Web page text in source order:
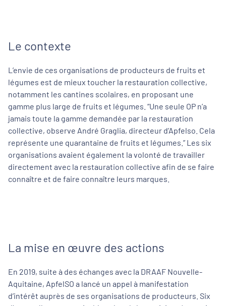
Le contexte
L’envie de ces organisations de producteurs de fruits et
légumes est de mieux toucher la restauration collective,
notamment les cantines scolaires, en proposant une
gamme plus large de fruits et légumes. “Une seule OP n’a
jamais toute la gamme demandée par la restauration
collective, observe André Graglia, directeur d’Apfelso. Cela
représente une quarantaine de fruits et légumes.” Les six
organisations avaient également la volonté de travailler
directement avec la restauration collective afin de se faire
connaître et de faire connaître leurs marques.
La mise en œuvre des actions
En 2019, suite à des échanges avec la DRAAF Nouvelle-
Aquitaine, ApfelSO a lancé un appel à manifestation
d’intérêt auprès de ses organisations de producteurs. Six